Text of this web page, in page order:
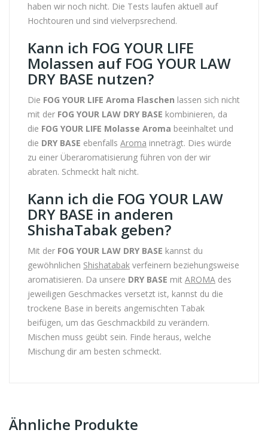
haben wir noch nicht. Die Tests laufen aktuell auf
Hochtouren und sind vielverpsrechend.
Kann ich FOG YOUR LIFE
Molassen auf FOG YOUR LAW
DRY BASE nutzen?
Die FOG YOUR LIFE Aroma Flaschen lassen sich nicht
mit der FOG YOUR LAW DRY BASE kombinieren, da
die FOG YOUR LIFE Molasse Aroma beeinhaltet und
die DRY BASE ebenfalls Aroma inneträgt. Dies würde
zu einer Überaromatisierung führen von der wir
abraten. Schmeckt halt nicht.
Kann ich die FOG YOUR LAW
DRY BASE in anderen
ShishaTabak geben?
Mit der FOG YOUR LAW DRY BASE kannst du
gewöhnlichen Shishatabak verfeinern beziehungsweise
aromatisieren. Da unsere DRY BASE mit AROMA des
jeweiligen Geschmackes versetzt ist, kannst du die
trockene Base in bereits angemischten Tabak
beifügen, um das Geschmackbild zu verändern.
Mischen muss geübt sein. Finde heraus, welche
Mischung dir am besten schmeckt.
Ähnliche Produkte